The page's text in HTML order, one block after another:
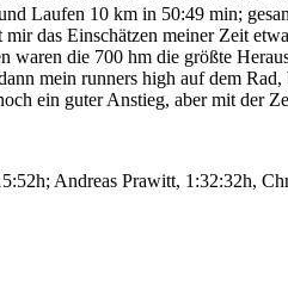
Laufen 10 km in 50:49 min;
das Einschätzen meiner Zeit
die 700 hm die größte
mein runners high auf dem
ein guter Anstieg, aber mit der
Andreas Prawitt, 1:32:32h,